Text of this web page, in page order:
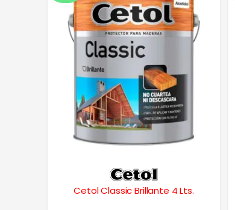
Cetol Classic Brillante 4 Lts.